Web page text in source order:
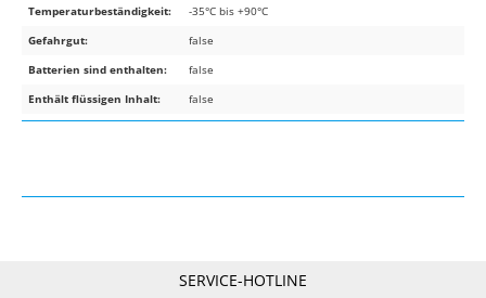
Temperaturbeständigkeit:
-35°C bis +90°C
Gefahrgut:
false
Batterien sind enthalten:
false
Enthält flüssigen Inhalt:
false
SERVICE-HOTLINE